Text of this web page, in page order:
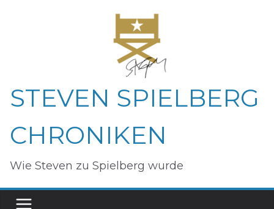
STEVEN SPIELBERG
CHRONIKEN
Wie Steven zu Spielberg wurde